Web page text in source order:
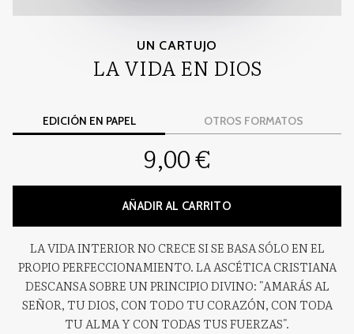
UN CARTUJO
LA VIDA EN DIOS
EDICIÓN EN PAPEL OTROS FORMATOS
9,00 €
AÑADIR AL CARRITO
LA VIDA INTERIOR NO CRECE SI SE BASA SÓLO EN EL
PROPIO PERFECCIONAMIENTO. LA ASCÉTICA CRISTIANA
DESCANSA SOBRE UN PRINCIPIO DIVINO: "AMARÁS AL
SEÑOR, TU DIOS, CON TODO TU CORAZÓN, CON TODA
TU ALMA Y CON TODAS TUS FUERZAS".